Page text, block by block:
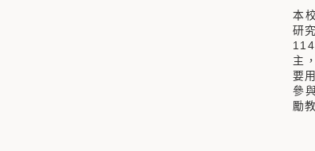
本
研
主
要
參
勵